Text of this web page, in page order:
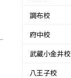
調布校
府中校
武蔵小金井校
八王子校